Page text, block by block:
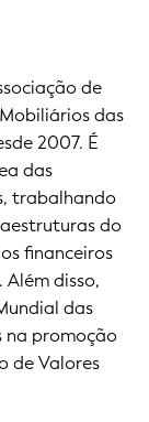
de
das
2007. É
das
trabalhando
do
financeiros
Além disso,
das
na promoção
de Valores